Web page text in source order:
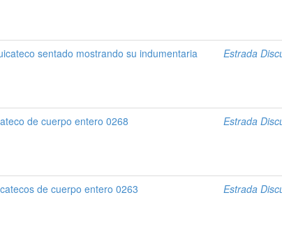
sentado mostrando su indumentaria
Estrada
de cuerpo entero 0268 Estrada
de cuerpo entero 0263 Estrada